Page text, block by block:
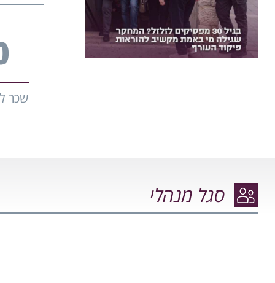
שכר
קבוצות שיח ותמיכה לצד פגישות פרטניות
ופעילויות מגבשות לקהילת הסטודנטים.
מוזמנים לקחת חלק, להרגיש שייכות,
משמעות ובעיקר להרגיש יותר טוב. פנו […]
סגל מנהלי